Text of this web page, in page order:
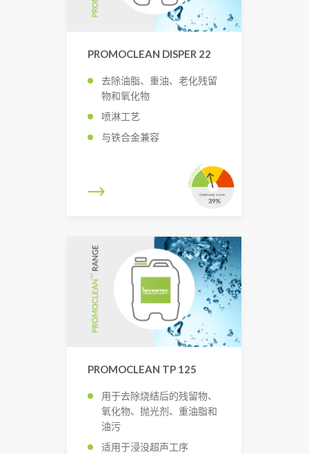
PROMOCLEAN DISPER 22
去除油脂、重油、老化残留
物和氧化物
喷淋工艺
与铁合金兼容
PROMOCLEAN TP 125
用于去除烧结后的残留物、
氧化物、抛光剂、重油脂和
油污
适用于浸没超声工序